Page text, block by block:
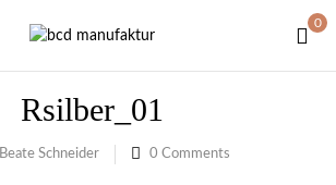
0
Rsilber_01
Beate Schneider 0 Comments